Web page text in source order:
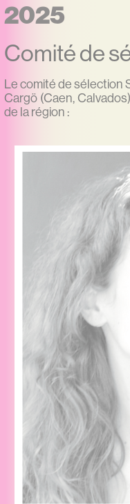
2025
Comité de
Le comité de sélection
Cargö (Caen,
de la région :